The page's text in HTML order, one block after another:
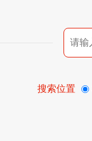
搜索位置